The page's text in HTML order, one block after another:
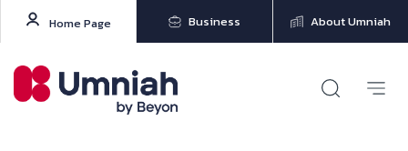
Home Page Business About Umniah